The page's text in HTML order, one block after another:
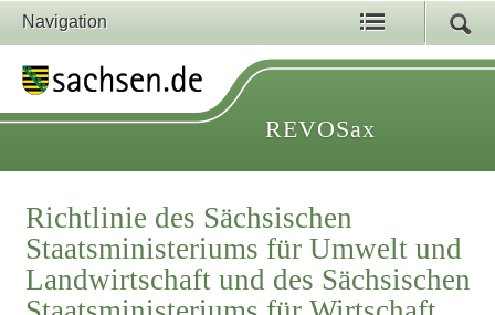
Navigation
REVOSax
Richtlinie des Sächsischen
Staatsministeriums für Umwelt und
Landwirtschaft und des Sächsischen